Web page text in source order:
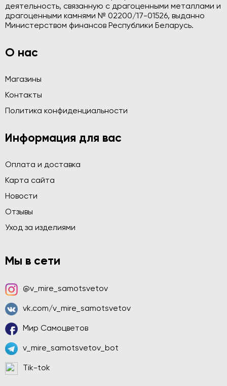
деятельность, связанную с драгоценными металлами и
драгоценными камнями № 02200/17-01526, выданно
Министерством финансов Республики Беларусь.
О нас
Магазины
Контакты
Политика конфиденциальности
Информация для вас
Оплата и доставка
Карта сайта
Новости
Отзывы
Уход за изделиями
Мы в сети
@v_mire_samotsvetov
vk.com/v_mire_samotsvetov
Мир Самоцветов
v_mire_samotsvetov_bot
Tik-tok